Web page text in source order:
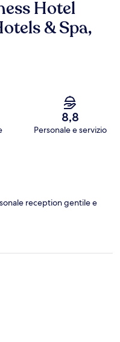
Hotel
& Spa,
8,8
Personale e servizio
reception gentile e